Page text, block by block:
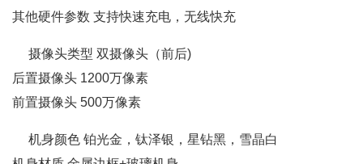
其他硬件参数 支持快速充电，无线快充
摄像头类型 双摄像头（前后)
后置摄像头 1200万像素
前置摄像头 500万像素
机身颜色 铂光金，钛泽银，星钻黑，雪晶白